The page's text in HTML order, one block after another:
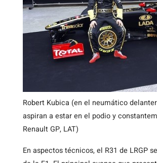
Robert Kubica (en el neumático
aspiran a estar en el podio y
Renault GP, LAT)
En aspectos técnicos, el R31 de LRGP